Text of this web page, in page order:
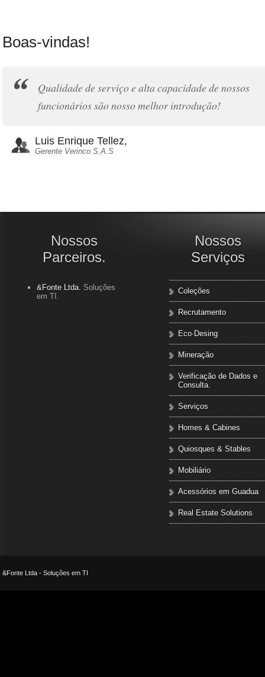
Boas-vindas!
Qualidade de serviço e alta capacidade de nossos
funcionários são nosso melhor introdução!
Luis Enrique Tellez,
Gerente Verinco S.A.S
Nossos
Parceiros.
&Fonte Ltda. Soluções
em TI.
Nossos
Serviços
Coleções
Recrutamento
Eco·Desing
Mineração
Verificação de Dados e
Consulta.
Serviços
Homes & Cabines
Quiosques & Stables
Mobiliário
Acessórios em Guadua
Real Estate Solutions
&Fonte Ltda - Soluções em TI